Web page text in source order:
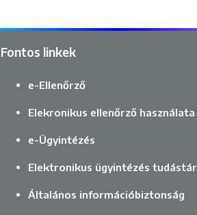
Fontos linkek
e-Ellenőrző
Elekronikus ellenőrző használata
e-Ügyintézés
Elektronikus ügyintézés tudástár
Általános információbiztonság